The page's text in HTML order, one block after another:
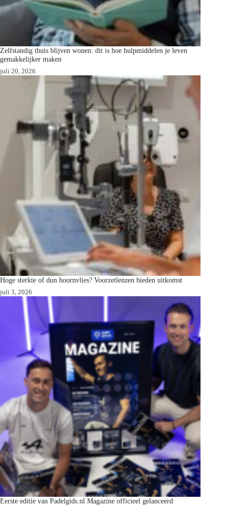
Zelfstandig thuis blijven wonen: dit is hoe hulpmiddelen je leven
gemakkelijker maken
juli 20, 2026
Hoge sterkte of dun hoornvlies? Voorzetlenzen bieden uitkomst
juli 3, 2026
Eerste editie van Padelgids.nl Magazine officieel gelanceerd